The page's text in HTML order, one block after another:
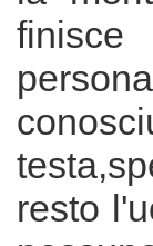
resto